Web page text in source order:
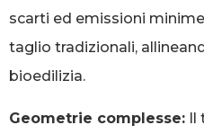
scarti ed emissioni
taglio tradizionali,
bioedilizia.
Geometrie complesse: Il